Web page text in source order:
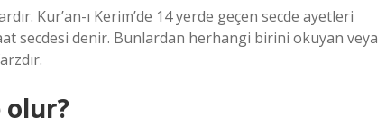
Kur’an-ı Kerim’de 14 yerde geçen secde ayetleri
secdesi denir. Bunlardan herhangi birini okuyan veya
olur?